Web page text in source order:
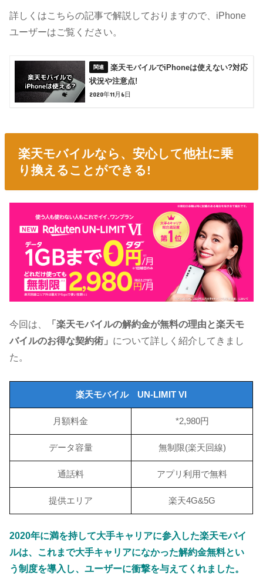
詳しくはこちらの記事で解説しておりますので、iPhone
ユーザーはご覧ください。
楽天モバイルでiPhoneは使えない?対応
状況や注意点!
2020年11月6日
楽天モバイルなら、安心して他社に乗
り換えることができる!
今回は、
「楽天モバイルの解約金が無料の理由と楽天モ
バイルのお得な契約術」 について詳しく紹介してきまし
た。
楽天モバイル UN-LIMIT VI
月額料金 *2,980円
データ容量 無制限(楽天回線)
通話料 アプリ利用で無料
提供エリア 楽天4G&5G
2020年に満を持して大手キャリアに参入した楽天モバイ
ルは、これまで大手キャリアになかった解約金無料とい
う制度を導入し、ユーザーに衝撃を与えてくれました。